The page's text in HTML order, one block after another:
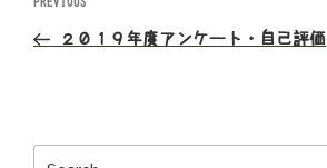
稿
ビ
Previous
Post
PREVIOUS
２０１９年度アンケート・自己評価